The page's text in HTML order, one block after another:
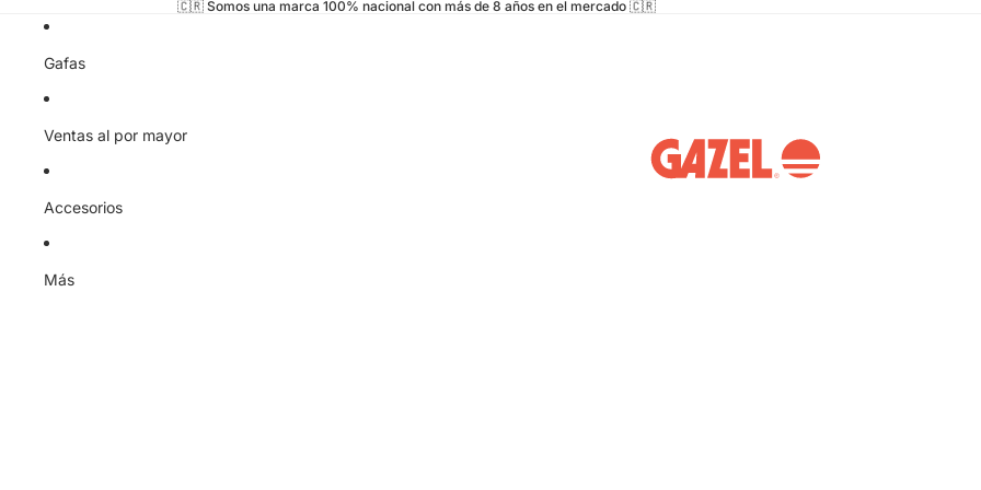
🇨🇷 Somos una marca 100% nacional con más de 8 años en el mercado 🇨🇷
Gafas
Ventas al por mayor
Accesorios
Más